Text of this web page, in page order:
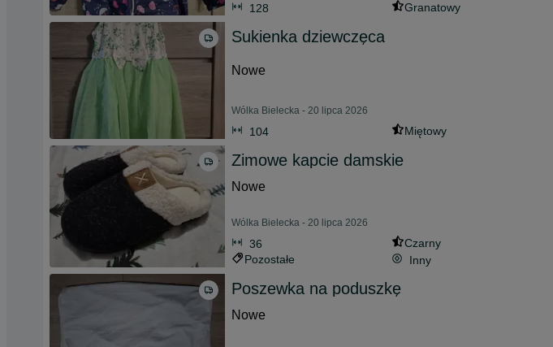
128 Granatowy
Sukienka dziewczęca
Nowe
Wólka Bielecka - 20 lipca 2026
104 Miętowy
Zimowe kapcie damskie
Nowe
Wólka Bielecka - 20 lipca 2026
36
Czarny
Pozostałe
Inny
Poszewka na poduszkę
Nowe